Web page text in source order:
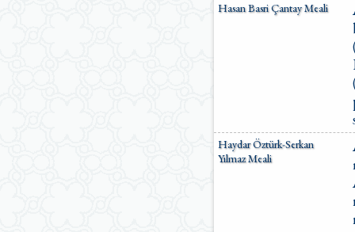
Hasan Basri Çantay Meali
Haydar Öztürk-Serkan
Yılmaz Meali